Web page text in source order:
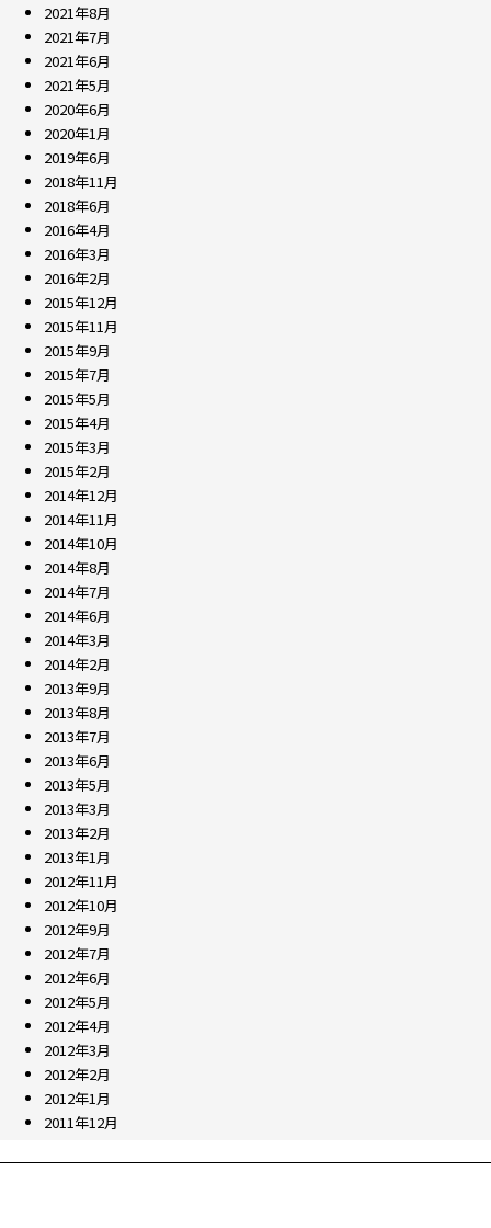
2021年8月
2021年7月
2021年6月
2021年5月
2020年6月
2020年1月
2019年6月
2018年11月
2018年6月
2016年4月
2016年3月
2016年2月
2015年12月
2015年11月
2015年9月
2015年7月
2015年5月
2015年4月
2015年3月
2015年2月
2014年12月
2014年11月
2014年10月
2014年8月
2014年7月
2014年6月
2014年3月
2014年2月
2013年9月
2013年8月
2013年7月
2013年6月
2013年5月
2013年3月
2013年2月
2013年1月
2012年11月
2012年10月
2012年9月
2012年7月
2012年6月
2012年5月
2012年4月
2012年3月
2012年2月
2012年1月
2011年12月